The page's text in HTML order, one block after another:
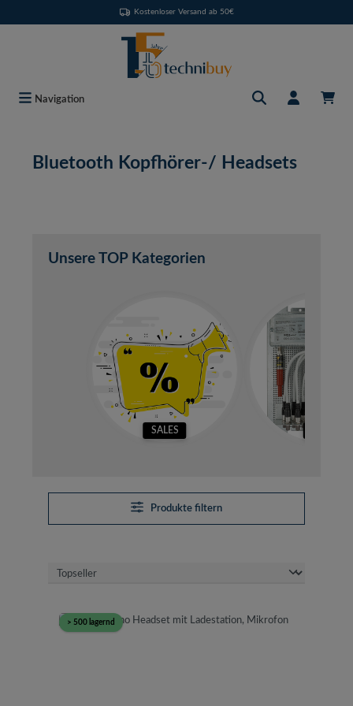
Kostenloser Versand ab 50€
Navigation
Bluetooth Kopfhörer-/ Headsets
Unsere TOP Kategorien
SALES
Produkte filtern
> 500 lagernd